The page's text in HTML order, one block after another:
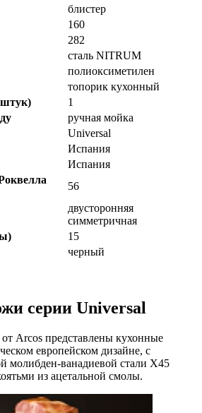
блистер
160
282
сталь NITRUM
полиоксиметилен
топорик кухонный
1
ручная мойка
Universal
Испания
Испания
56
двусторонняя
симметричная
15
черный
серии Universal
Arcos представлены кухонные
европейском дизайне, с
молибден-ванадиевой стали X45
из ацетальной смолы.